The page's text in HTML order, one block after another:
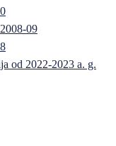
09
od 2022-2023 a. g.